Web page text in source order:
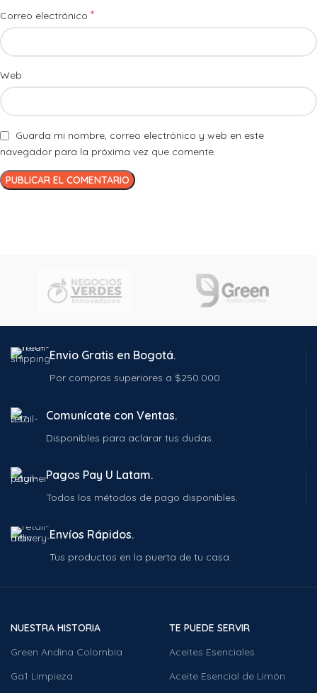
Correo electrónico *
Web
Guarda mi nombre, correo electrónico y web en este
navegador para la próxima vez que comente.
Envio Gratis en Bogotá.
Por compras superiores a $250.000.
Comunícate con Ventas.
Disponibles para aclarar tus dudas.
Pagos Pay U Latam.
Todos los métodos de pago disponibles.
Envíos Rápidos.
Tus productos en la puerta de tu casa.
NUESTRA HISTORIA
Green Andina Colombia
Ga1 Limpieza
TE PUEDE SERVIR
Aceites Esenciales
Aceite Esencial de Limón